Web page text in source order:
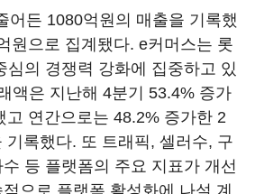
어든 1080억원의 매출을 기록했
원으로 집계됐다. e커머스는 롯
심의 경쟁력 강화에 집중하고 있
액은 지난해 4분기 53.4% 증가
고 연간으로는 48.2% 증가한 2
기록했다. 또 트래픽, 셀러수, 구
등 플랫폼의 주요 지표가 개선
으로 플랫폼 활성화에 나설 계